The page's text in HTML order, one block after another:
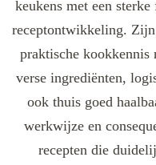
keukens met een
receptontwikkeling.
praktische kookkennis
verse ingrediënten,
ook thuis goed
werkwijze en
recepten die